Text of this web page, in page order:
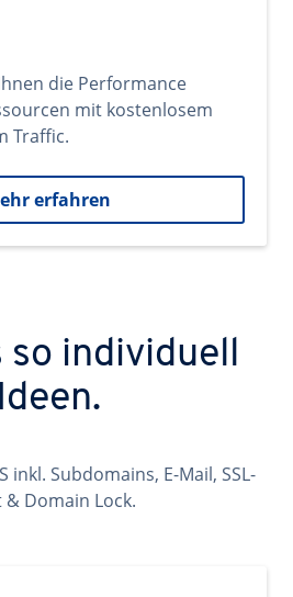
die Performance
mit kostenlosem
Traffic.
erfahren
so individuell
inkl. Subdomains, E-Mail, SSL-
Domain Lock.